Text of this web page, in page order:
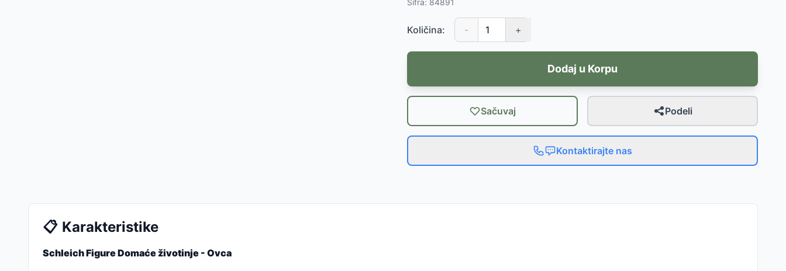
Šifra: 84891
Količina: - +
Dodaj u Korpu
Sačuvaj Podeli
Kontaktirajte nas
📋 Karakteristike
Schleich Figure Domaće životinje - Ovca